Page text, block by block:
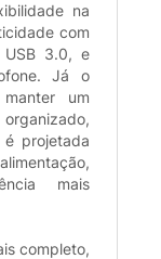
na
com
3.0, e
Já o
um
projetada
mais
completo,